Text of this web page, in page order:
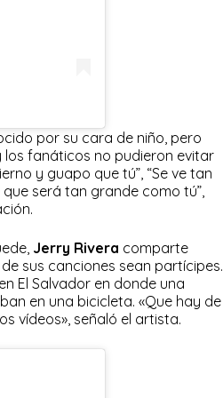
por su cara de niño, pero
los fanáticos no pudieron evitar
y guapo que tú”, “Se ve tan
será tan grande como tú”,
Jerry Rivera comparte
sus canciones sean partícipes.
El Salvador en donde una
en una bicicleta. «Que hay de
vídeos», señaló el artista.